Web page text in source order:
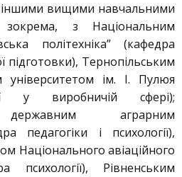
вищими навчальними
зокрема, з Національним
політехніка” (кафедра
підготовки), Тернопільським
університетом ім. І. Пулюя
у виробничій сфері);
державним аграрним
педагогіки і психології),
Національного авіаційного
психології), Рівненським